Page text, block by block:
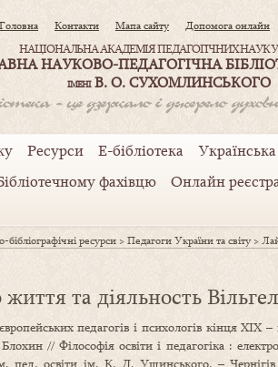
Головна Контакти Мапа сайту Допомога онлайн
НАЦІОНАЛЬНА АКАДЕМІЯ ПЕДАГОГІЧНИХ НАУК
НАУКОВО-ПЕДАГОГІЧНА
ІМЕНІВ. О. СУХОМЛИНСЬКОГО
Ресурси Е-бібліотека
фахівцю Онлайн
ресурси >Педагоги України та світу >
життя та діяльность
педагогів і психологів кінця ХІХ
// Філософія освіти і педагогіка :
пед. освіти ім. К. Д. Ушинського. –